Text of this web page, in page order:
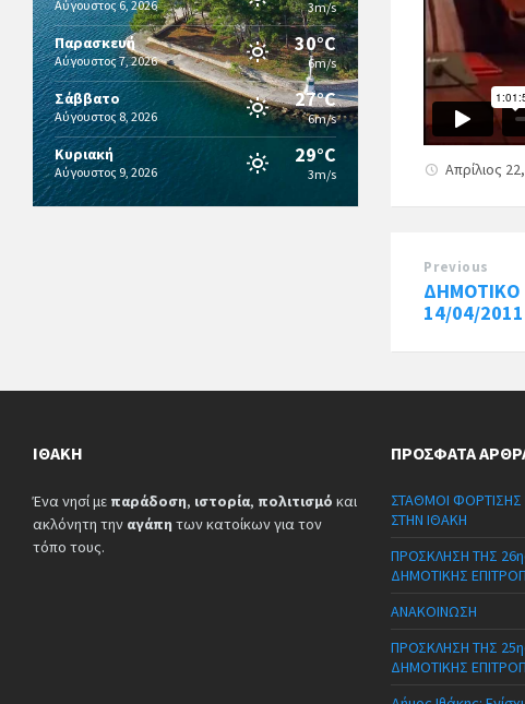
Απρίλιος
Previous
ΔΗΜΟΤΙΚΟ
14/04/
Αύγουστος 6, 2026 3m/s
Παρασκευή
Αύγουστος 7, 2026
30°C
6m/s
Σάββατο
Αύγουστος 8, 2026
27°C
6m/s
Κυριακή
Αύγουστος 9, 2026
29°C
3m/s
ΙΘΆΚΗ
Ένα νησί με παράδοση, ιστορία, πολιτισμό και
ακλόνητη την αγάπη των κατοίκων για τον
τόπο τους.
ΠΡΌΣΦΑΤΑ
ΣΤΑΘΜΟΙ
ΣΤΗΝ ΙΘΑΚΗ
ΠΡΟΣΚΛΗΣΗ ΤΗΣ
ΔΗΜΟΤΙΚΗΣ
ΑΝΑΚΟΙΝΩΣΗ
ΠΡΟΣΚΛΗΣΗ ΤΗΣ
ΔΗΜΟΤΙΚΗΣ